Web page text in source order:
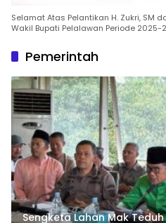
Selamat Atas Pelantikan H. Zukri, SM
Wakil Bupati Pelalawan Periode 2025-
Pemerintah